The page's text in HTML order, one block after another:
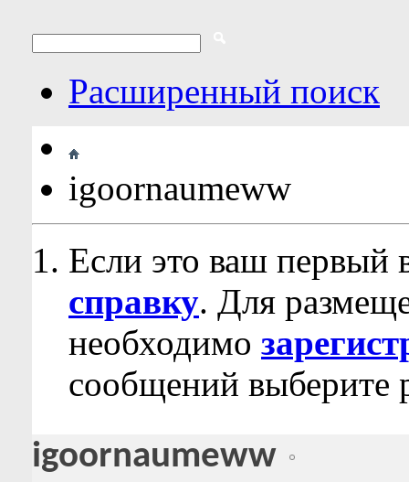
Расширенный поиск
igoornaumeww
Если это ваш первый
справку. Для
необходимо
сообщений выберите
igoornaumeww